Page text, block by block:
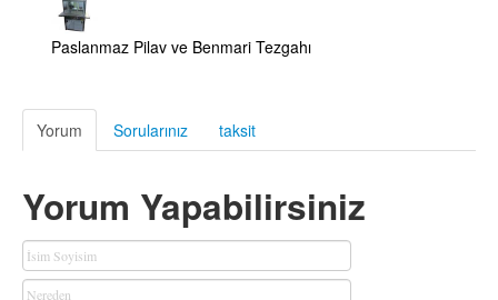
Paslanmaz Pilav ve Benmari Tezgahı
Yorum Sorularınız taksit
Yorum Yapabilirsiniz